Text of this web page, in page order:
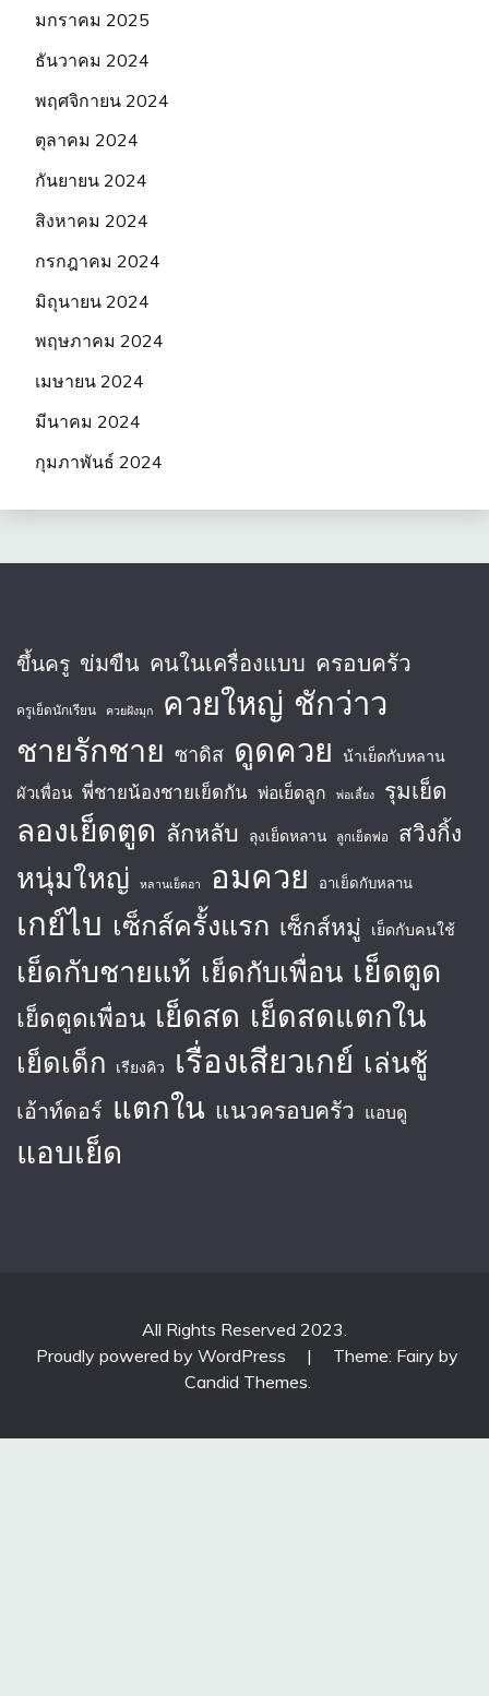
มกราคม 2025
ธันวาคม 2024
พฤศจิกายน 2024
ตุลาคม 2024
กันยายน 2024
สิงหาคม 2024
กรกฎาคม 2024
มิถุนายน 2024
พฤษภาคม 2024
เมษายน 2024
มีนาคม 2024
กุมภาพันธ์ 2024
ขึ้นครู ข่มขืน คนในเครื่องแบบ ครอบครัว
ครูเย็ดนักเรียน ควยฝังมุก ควยใหญ่ ชักว่าว
ชายรักชาย ซาดิส ดูดควย น้าเย็ดกับหลาน
ผัวเพื่อน พี่ชายน้องชายเย็ดกัน พ่อเย็ดลูก พ่อเลี้ยง รุมเย็ด
ลองเย็ดตูด ลักหลับ ลุงเย็ดหลาน ลูกเย็ดพ่อ สวิงกิ้ง
หนุ่มใหญ่ หลานเย็ดอา อมควย อาเย็ดกับหลาน
เกย์ไบ เซ็กส์ครั้งแรก เซ็กส์หมู่ เย็ดกับคนใช้
เย็ดกับชายแท้ เย็ดกับเพื่อน เย็ดตูด
เย็ดตูดเพื่อน เย็ดสด เย็ดสดแตกใน
เย็ดเด็ก เรียงคิว เรื่องเสียวเกย์ เล่นชู้
เอ้าท์ดอร์ แตกใน แนวครอบครัว แอบดู
แอบเย็ด
All Rights Reserved 2023.
Proudly powered by WordPress
|
Theme: Fairy by
Candid Themes